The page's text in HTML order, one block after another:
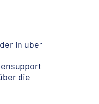
in über
die